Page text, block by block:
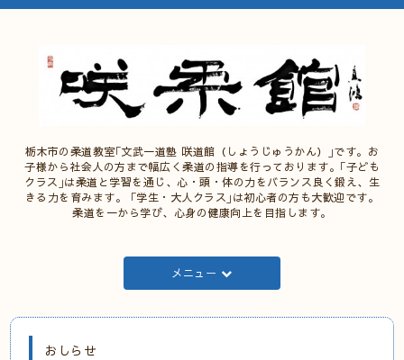
栃木市の柔道教室｢文武一道塾 咲道館（しょうじゅうかん）｣です。お
子様から社会人の方まで幅広く柔道の指導を行っております。｢子ども
クラス｣は柔道と学習を通じ、心・頭・体の力をバランス良く鍛え、生
きる力を育みます。 ｢学生・大人クラス｣は初心者の方も大歓迎です。
柔道を一から学び、心身の健康向上を目指します。
メニュー
おしらせ